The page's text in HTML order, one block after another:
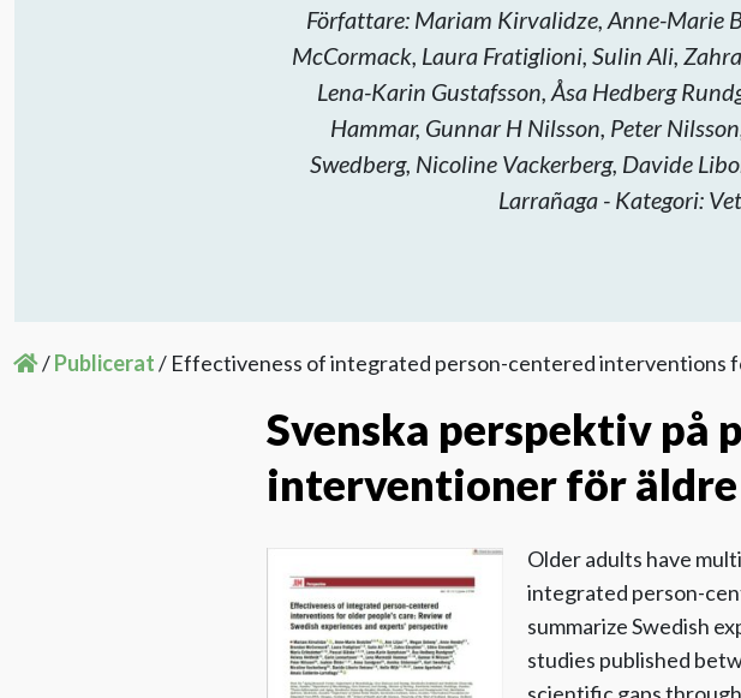
Författare: Mariam Kirvalidze, Anne-Marie
McCormack, Laura Fratiglioni, Sulin Ali,
Lena-Karin Gustafsson, Åsa Hedberg
Hammar, Gunnar H Nilsson, Peter
Swedberg, Nicoline Vackerberg, Davide
Larrañaga - Kategori:
/Publicerat/ Effectiveness of integrated person-centered interventions
Svenska perspektiv på
interventioner för äldre
Older adults have
integrated person-
summarize Swedish
studies published